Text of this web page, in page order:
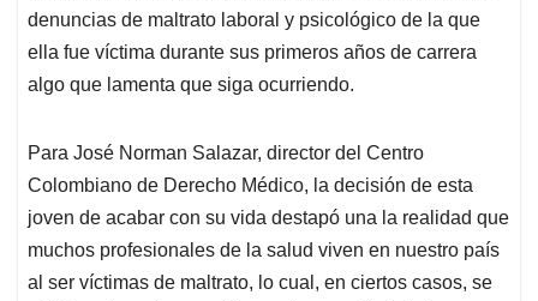
denuncias de maltrato laboral y psicológico de la que
ella fue víctima durante sus primeros años de carrera
algo que lamenta que siga ocurriendo.
Para José Norman Salazar, director del Centro
Colombiano de Derecho Médico, la decisión de esta
joven de acabar con su vida destapó una la realidad que
muchos profesionales de la salud viven en nuestro país
al ser víctimas de maltrato, lo cual, en ciertos casos, se